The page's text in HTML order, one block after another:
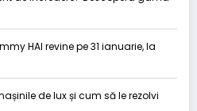
HAI revine pe 31 ianuarie, la
de lux și cum să le rezolvi